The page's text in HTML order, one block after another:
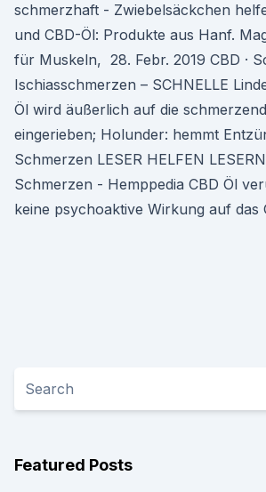
schmerzhaft - Zwiebelsäckchen
und CBD-Öl: Produkte aus Hanf.
für Muskeln, 28. Febr. 2019 CBD ·
Ischiasschmerzen – SCHNELLE
Öl wird äußerlich auf die
eingerieben; Holunder: hemmt
Schmerzen LESER HELFEN
Schmerzen - Hemppedia CBD Öl
keine psychoaktive Wirkung auf das
Featured Posts